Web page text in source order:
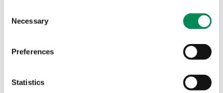
Selection
Necessary
Preferences
Statistics
images of children amid AI sexual